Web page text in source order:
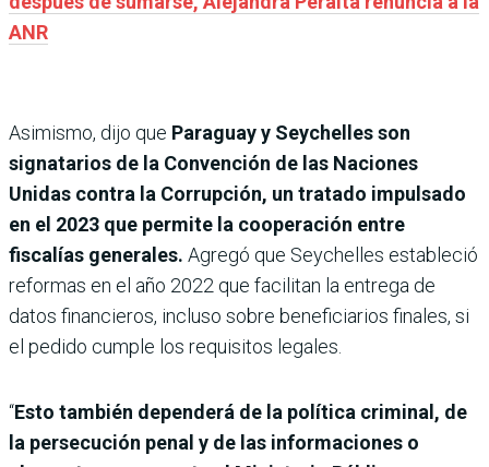
ANR
Asimismo, dijo que Paraguay y Seychelles son
signatarios de la Convención de las Naciones
Unidas contra la Corrupción, un tratado impulsado
en el 2023 que permite la cooperación entre
fiscalías generales. Agregó que Seychelles estableció
reformas en el año 2022 que facilitan la entrega de
datos financieros, incluso sobre beneficiarios finales, si
el pedido cumple los requisitos legales.
“Esto también dependerá de la política criminal, de
la persecución penal y de las informaciones o